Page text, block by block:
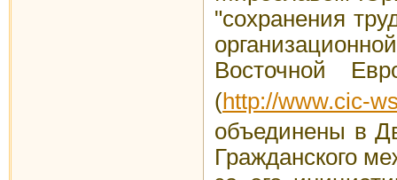
"сохранения
Восточной
(http://www.cic-
объединены в
Гражданского